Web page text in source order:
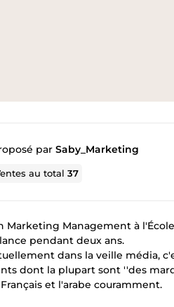
par Saby_Marketing
au total37
Marketing Management à
pendant deux ans.
dans la veille média,
dont la plupart sont ''des
et l'arabe couramment.